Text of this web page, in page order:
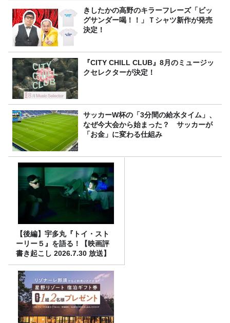
きしたかの高野のキラーフレーズ「ビッ
グサンダー喝！！」Ｔシャツ新作が発売
決定！
『CITY CHILL CLUB』8月のミュージッ
クセレクターが決定！
サッカーW杯の「3分間の給水タイム」、
なぜ今大会から始まった？ サッカーが
「お金」に変わる仕組み
【後編】宇多丸『トイ・スト
ーリー５』を語る！【映画評
書き起こし 2026.7.30 放送】